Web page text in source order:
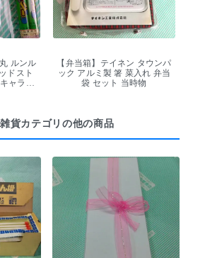
ルンル
ドスト
ャラク
【弁当箱】テイネン タウンパ
ック アルミ製 箸 菜入れ 弁当
袋 セット 当時物
貨カテゴリの他の商品